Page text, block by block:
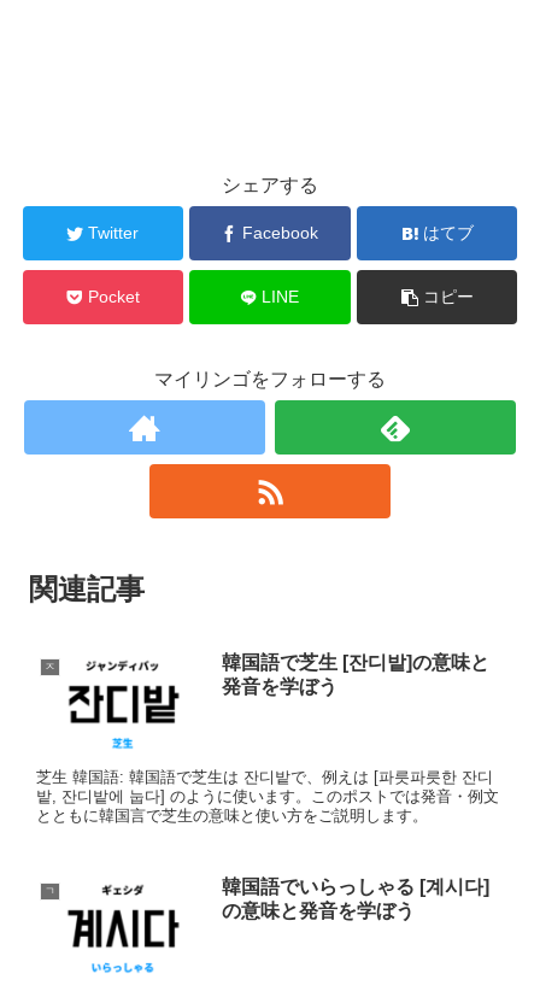
シェアする
Twitter Facebook はてブ
Pocket LINE コピー
マイリンゴをフォローする
関連記事
ㅈ
韓国語で芝生 [잔디밭]の意味と
発音を学ぼう
芝生 韓国語: 韓国語で芝生は 잔디밭で、例えは [파릇파릇한 잔디
밭, 잔디밭에 눕다] のように使います。このポストでは発音・例文
とともに韓国言で芝生の意味と使い方をご説明します。
ㄱ
韓国語でいらっしゃる [계시다]
の意味と発音を学ぼう